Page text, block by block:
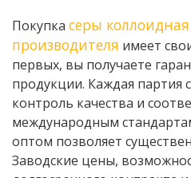
Покупка серы
производителя имеет
первых, вы получаете
продукции. Каждая партия
контроль качества и
международным
оптом позволяет
Заводские цены,